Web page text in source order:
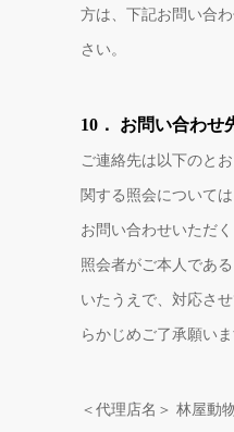
方は、下記お問い合
さい。
10． お問い合わせ
ご連絡先は以下のと
関する照会について
お問い合わせいただ
照会者がご本人であ
いたうえで、対応さ
らかじめご了承願いま
＜代理店名＞ 林屋動